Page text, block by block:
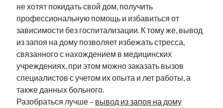
не хотят покидать свой дом, получить
профессиональную помощь и избавиться от
зависимости без госпитализации. К тому же, вывод
из запоя на дому позволяет избежать стресса,
связанного с нахождением в медицинских
учреждениях, при этом можно заказать вызов
специалистов с учетом их опыта и лет работы, а
также данных больного.
Разобраться лучше – вывод из запоя на дому